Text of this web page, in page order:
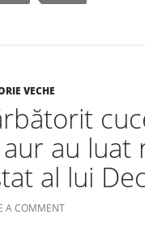
VECHE
au luat
al lui
A COMMENT